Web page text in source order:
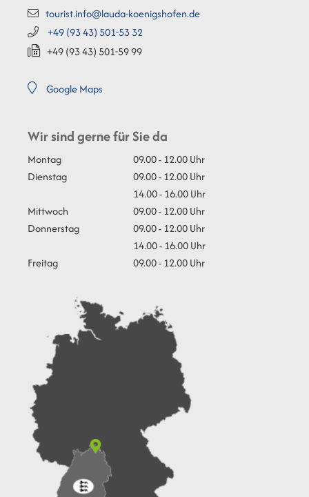
tourist.info@lauda-koenigshofen.de
+49 (9343) 501-5332
+49 (9343) 501-5999
Google Maps
Wir sind gerne für Sie da
Montag
09.00 - 12.00 Uhr
Dienstag
09.00 - 12.00 Uhr
14.00 - 16.00 Uhr
Mittwoch
09.00 - 12.00 Uhr
Donnerstag
09.00 - 12.00 Uhr
14.00 - 16.00 Uhr
Freitag
09.00 - 12.00 Uhr